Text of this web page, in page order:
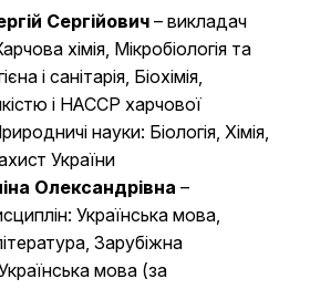
Сергійович– викладач
хімія, Мікробіологія та
і санітарія, Біохімія,
і НАССР харчової
науки: Біологія, Хімія,
України
Олександрівна –
Українська мова,
Зарубіжна
мова (за